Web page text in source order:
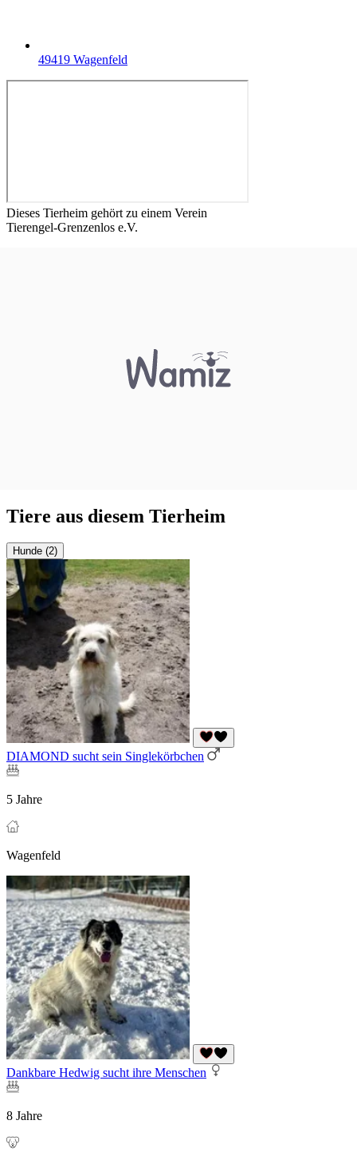
49419 Wagenfeld
Dieses Tierheim gehört zu einem Verein
Tierengel-Grenzenlos e.V.
Tiere aus diesem Tierheim
Hunde (2)
DIAMOND sucht sein Singlekörbchen
5 Jahre
Wagenfeld
Dankbare Hedwig sucht ihre Menschen
8 Jahre